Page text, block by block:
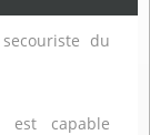
du
est capable